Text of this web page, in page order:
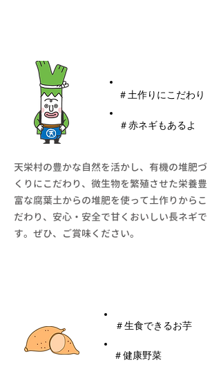
​＃土作りにこだわり
​＃赤ネギもあるよ
天栄村の豊かな自然を活かし、有機の堆肥づ
くりにこだわり、微生物を繁殖させた栄養豊
富な腐葉土からの堆肥を使って土作りからこ
だわり、安心・安全で甘くおいしい長ネギで
す。ぜひ、ご賞味ください。
​＃生食できるお芋
​＃健康野菜